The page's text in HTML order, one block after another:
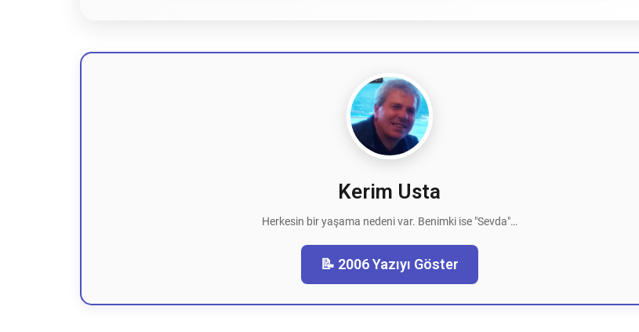
Kerim Usta
Herkesin bir yaşama nedeni var. Benimki ise "Sevda"…
📝 2006 Yazıyı Göster